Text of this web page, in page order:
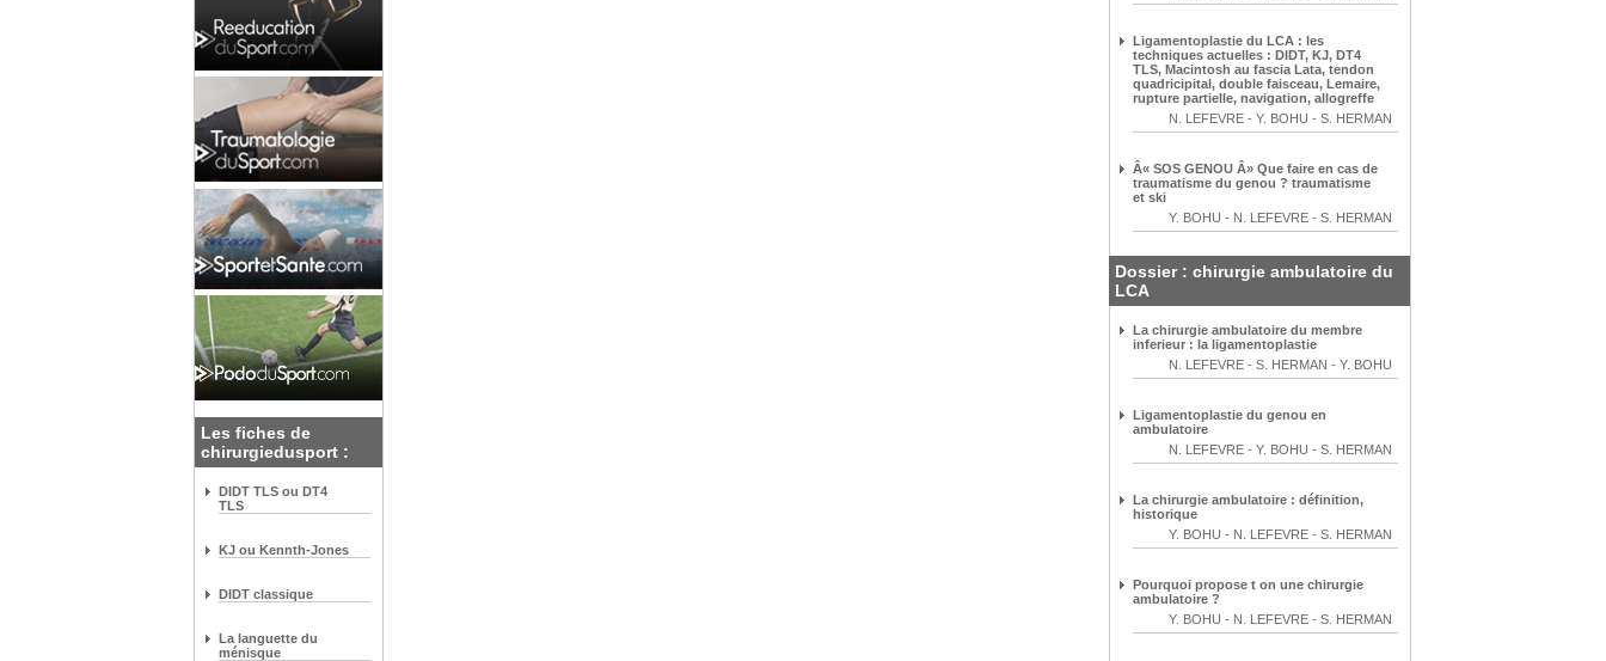
Les fiches de
chirurgiedusport :
DIDT TLS ou DT4
TLS
KJ ou Kennth-Jones
DIDT classique
La languette du
ménisque
Ligamentoplastie du LCA : les
techniques actuelles : DIDT, KJ, DT4
TLS, Macintosh au fascia Lata, tendon
quadricipital, double faisceau, Lemaire,
rupture partielle, navigation, allogreffe
N. LEFEVRE - Y. BOHU - S. HERMAN
Â« SOS GENOU Â» Que faire en cas de
traumatisme du genou ? traumatisme
et ski
Y. BOHU - N. LEFEVRE - S. HERMAN
Dossier : chirurgie ambulatoire du
LCA
La chirurgie ambulatoire du membre
inferieur : la ligamentoplastie
N. LEFEVRE - S. HERMAN - Y. BOHU
Ligamentoplastie du genou en
ambulatoire
N. LEFEVRE - Y. BOHU - S. HERMAN
La chirurgie ambulatoire : définition,
historique
Y. BOHU - N. LEFEVRE - S. HERMAN
Pourquoi propose t on une chirurgie
ambulatoire ?
Y. BOHU - N. LEFEVRE - S. HERMAN